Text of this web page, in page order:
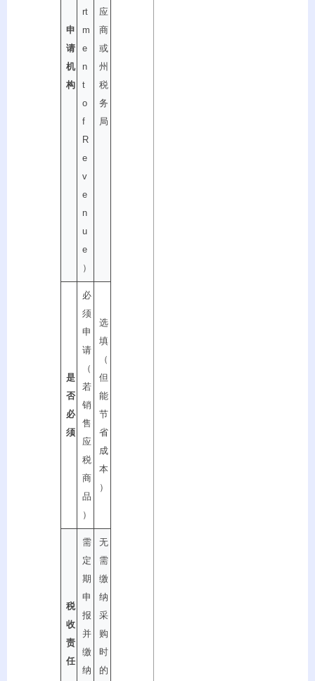
申
请
机
构
rt
m
e
n
t
o
f
R
e
v
e
n
u
e
）
应
商
或
州
税
务
局
是
否
必
须
必
须
申
请
（
若
销
售
应
税
商
品
）
选
填
（
但
能
节
省
成
本
）
税
收
责
任
需
定
期
申
报
并
缴
纳
无
需
缴
纳
采
购
时
的